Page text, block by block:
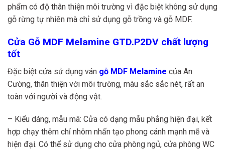
phẩm có độ thân thiện môi trường vì đặc biệt không sử dụng
gỗ rừng tự nhiên mà chỉ sử dụng gỗ trồng và gỗ MDF.
Cửa Gỗ MDF Melamine GTD.P2DV chất lượng
tốt
Đặc biệt cửa sử dụng ván gỗ MDF Melamine của An
Cường, thân thiện với môi trường, màu sắc sắc nét, rất an
toàn với người và động vật.
– Kiểu dáng, mẫu mã: Cửa có dạng mẫu phẳng hiện đại, kết
hợp chạy thêm chỉ nhôm nhấn tạo phong cánh mạnh mẽ và
hiện đại. Có thể sử dụng cho cửa phòng ngủ, cửa phòng WC